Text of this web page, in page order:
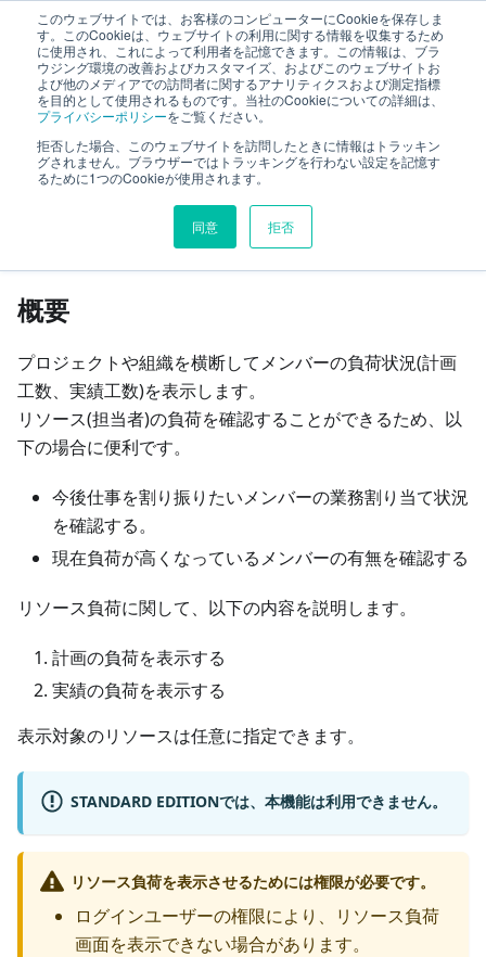
このウェブサイトでは、お客様のコンピューターにCookieを保存しま
す。このCookieは、ウェブサイトの利用に関する情報を収集するため
に使用され、これによって利用者を記憶できます。この情報は、ブラ
ウジング環境の改善およびカスタマイズ、およびこのウェブサイトお
よび他のメディアでの訪問者に関するアナリティクスおよび測定指標
を目的として使用されるものです。当社のCookieについての詳細は、
プライバシーポリシーをご覧ください。
拒否した場合、このウェブサイトを訪問したときに情報はトラッキン
グされません。ブラウザーではトラッキングを行わない設定を記憶す
るために1つのCookieが使用されます。
同意 拒否
TimeTracker RX ヘルプ
プロジェクト横断管理・分析
このページの見出し
リソース負荷を確認する
概要
プロジェクトや組織を横断してメンバーの負荷状況(計画
工数、実績工数)を表示します。
リソース(担当者)の負荷を確認することができるため、以
下の場合に便利です。
今後仕事を割り振りたいメンバーの業務割り当て状況
を確認する。
現在負荷が高くなっているメンバーの有無を確認する
リソース負荷に関して、以下の内容を説明します。
計画の負荷を表示する
実績の負荷を表示する
表示対象のリソースは任意に指定できます。
STANDARD EDITIONでは、本機能は利用できません。
リソース負荷を表示させるためには権限が必要です。
ログインユーザーの権限により、リソース負荷
画面を表示できない場合があります。